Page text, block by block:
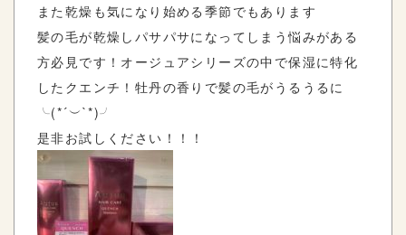
また乾燥も気になり始める季節でもあります
髪の毛が乾燥しパサパサになってしまう悩みがある
方必見です！オージュアシリーズの中で保湿に特化
したクエンチ！牡丹の香りで髪の毛がうるうるに
╰(*´︶`*)╯
是非お試しください！！！